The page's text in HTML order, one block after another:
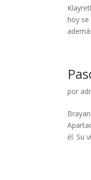
hoy
por
él. Su